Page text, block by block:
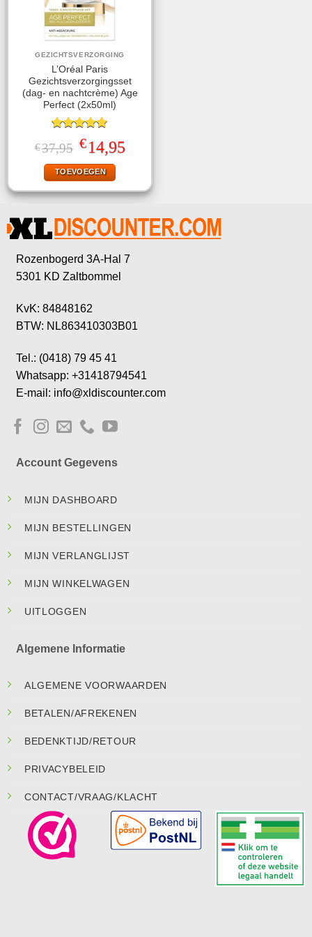
GEZICHTSVERZORGING
L’Oréal Paris
Gezichtsverzorgingsset
(dag- en nachtcrème) Age
Perfect (2x50ml)
Gewaardeerd
5.00uit 5
€37,95 Oorspronkelijke
prijs
was:
€37,95.
€14,95Huidige
prijs
TOEVOEGEN
Rozenbogerd 3A-Hal 7
5301 KD Zaltbommel
KvK: 84848162
BTW: NL863410303B01
Tel.: (0418) 79 45 41
Whatsapp: +31418794541
E-mail: info@xldiscounter.com
Account Gegevens
MIJN DASHBOARD
MIJN BESTELLINGEN
MIJN VERLANGLIJST
MIJN WINKELWAGEN
UITLOGGEN
Algemene Informatie
ALGEMENE VOORWAARDEN
BETALEN/AFREKENEN
BEDENKTIJD/RETOUR
PRIVACYBELEID
CONTACT/VRAAG/KLACHT